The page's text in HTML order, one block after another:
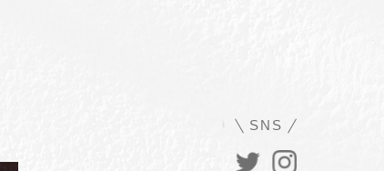
SNS